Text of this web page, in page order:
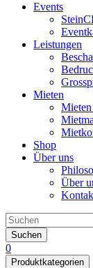
Events
Leistungen
Mieten
Shop
Über uns
Über
Suchen
0
Produktkategorien